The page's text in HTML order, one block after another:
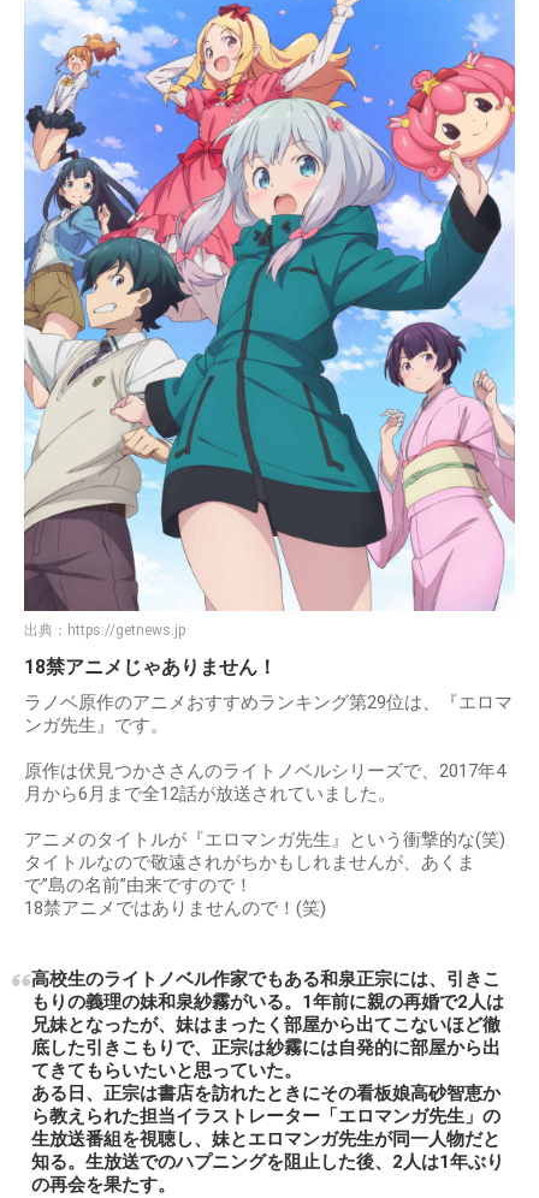
出典： https://getnews.jp
18禁アニメじゃありません！
ラノベ原作のアニメおすすめランキング第29位は、『エロマ
ンガ先生』です。
原作は伏見つかささんのライトノベルシリーズで、2017年4
月から6月まで全12話が放送されていました。
アニメのタイトルが『エロマンガ先生』という衝撃的な(笑)
タイトルなので敬遠されがちかもしれませんが、あくま
で”島の名前”由来ですので！
18禁アニメではありませんので！(笑)
高校生のライトノベル作家でもある和泉正宗には、引きこ
もりの義理の妹和泉紗霧がいる。1年前に親の再婚で2人は
兄妹となったが、妹はまったく部屋から出てこないほど徹
底した引きこもりで、正宗は紗霧には自発的に部屋から出
てきてもらいたいと思っていた。
ある日、正宗は書店を訪れたときにその看板娘高砂智恵か
ら教えられた担当イラストレーター「エロマンガ先生」の
生放送番組を視聴し、妹とエロマンガ先生が同一人物だと
知る。生放送でのハプニングを阻止した後、2人は1年ぶり
の再会を果たす。